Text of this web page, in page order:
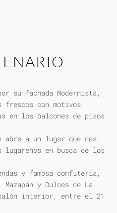
su fachada Modernista,
frescos con motivos
los balcones de pisos
abre a un lugar que dos
en busca de los
y famosa confitería,
y Dulces de La
interior, entre el 21